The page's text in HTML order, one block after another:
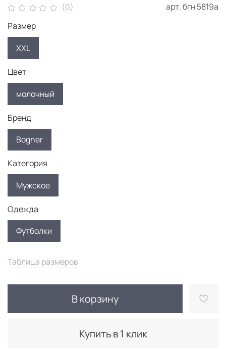
(0) арт.бгн 5819а
Таблица размеров
В корзину
Купить в 1 клик
Размер
XXL
Цвет
молочный
Бренд
Bogner
Категория
Мужское
Одежда
Футболки